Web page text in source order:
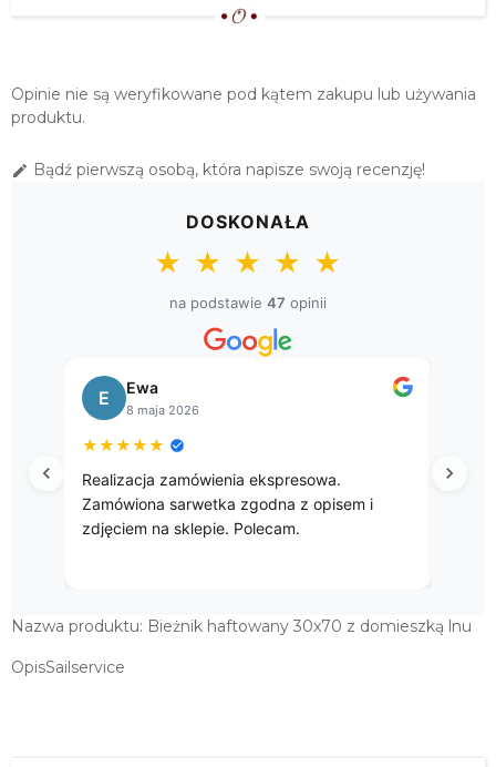
115,00 zł
DOMIESZKĄ LNU
Opinie nie są weryfikowane pod kątem zakupu lub używania
produktu.
 Bądź pierwszą osobą, która napisze swoją recenzję!
DOSKONAŁA
★ ★ ★ ★ ★
na podstawie 47 opinii
B Bogusława
8 kwietnia 2026
★★★★
Przepięke gobelinowe obrusy.
Nazwa produktu: Bieżnik haftowany 30x70 z domieszką lnu
OpisSailservice